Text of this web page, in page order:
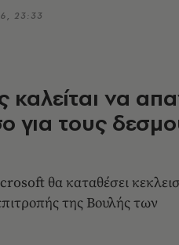
23:33
καλείται να
για τους
θα καταθέσει
της Βουλής των